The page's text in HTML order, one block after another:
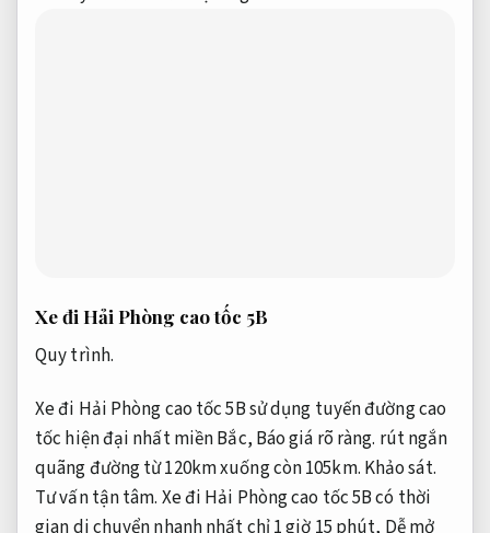
Xe đi Hải Phòng cao tốc 5B
Quy trình.
Xe đi Hải Phòng cao tốc 5B sử dụng tuyến đường cao
tốc hiện đại nhất miền Bắc, Báo giá rõ ràng. rút ngắn
quãng đường từ 120km xuống còn 105km. Khảo sát.
Tư vấn tận tâm. Xe đi Hải Phòng cao tốc 5B có thời
gian di chuyển nhanh nhất chỉ 1 giờ 15 phút, Dễ mở